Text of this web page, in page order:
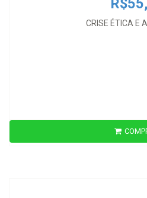
CRISE ÉTICA E